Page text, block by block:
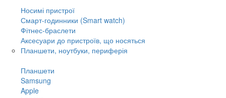
Носимі пристрої
Смарт-годинники (Smart watch)
Фітнес-браслети
Аксесуари до пристроїв, що носяться
Планшети, ноутбуки, периферія
Планшети
Samsung
Apple